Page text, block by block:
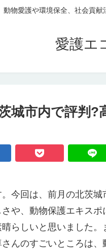
動物愛護や環境保全、社会貢献
愛護エ
城市内で評判?
今回は、前月の北茨城
や、動物保護エキスポ
らしいと思いました
んのすごいところは